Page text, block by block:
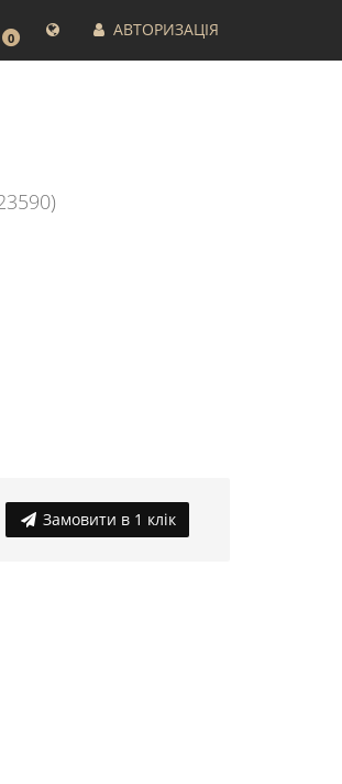
0 АВТОРИЗАЦІЯ
Замовити в 1 клік